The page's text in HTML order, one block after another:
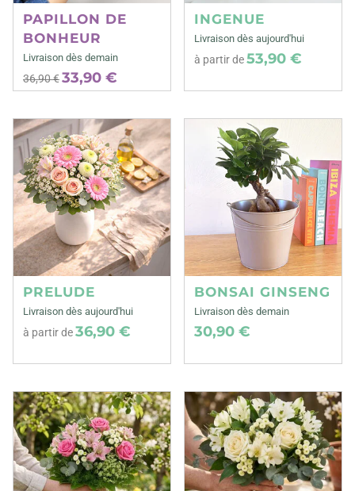
PAPILLON DE
BONHEUR
Livraison dès demain
36,90 €33,90 €
INGENUE
Livraison dès aujourd'hui
à partir de53,90 €
PRELUDE
Livraison dès aujourd'hui
à partir de36,90 €
BONSAI GINSENG
Livraison dès demain
30,90 €